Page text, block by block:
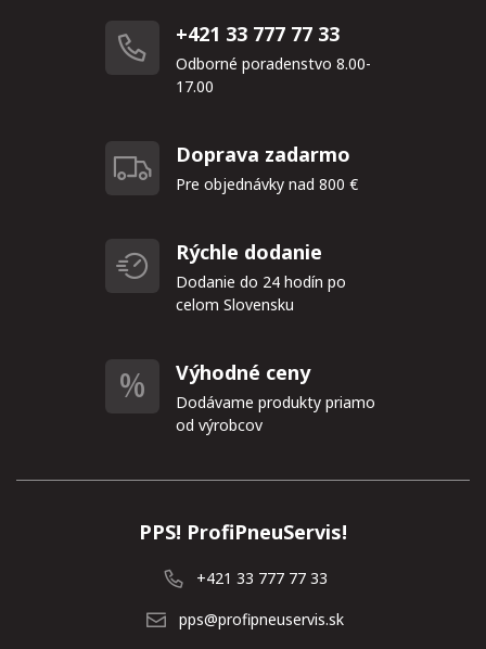
+421 33 777 77 33
Odborné poradenstvo 8.00-
17.00
Doprava zadarmo
Pre objednávky nad 800 €
Rýchle dodanie
Dodanie do 24 hodín po
celom Slovensku
Výhodné ceny
Dodávame produkty priamo
od výrobcov
PPS! ProfiPneuServis!
+421 33 777 77 33
pps@profipneuservis.sk